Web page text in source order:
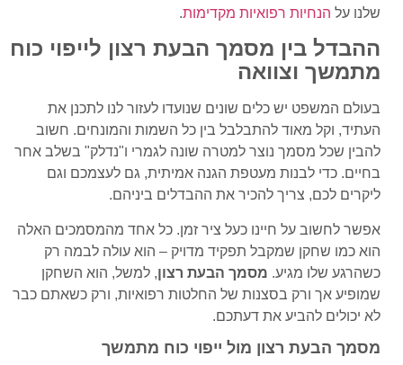
שלנו על הנחיות רפואיות מקדימות.
ההבדל בין מסמך הבעת רצון לייפוי כוח
מתמשך וצוואה
בעולם המשפט יש כלים שונים שנועדו לעזור לנו לתכנן את
העתיד, וקל מאוד להתבלבל בין כל השמות והמונחים. חשוב
להבין שכל מסמך נוצר למטרה שונה לגמרי ו"נדלק" בשלב אחר
בחיים. כדי לבנות מעטפת הגנה אמיתית, גם לעצמכם וגם
ליקרים לכם, צריך להכיר את ההבדלים ביניהם.
אפשר לחשוב על חיינו כעל ציר זמן. כל אחד מהמסמכים האלה
הוא כמו שחקן שמקבל תפקיד מדויק – הוא עולה לבמה רק
כשהרגע שלו מגיע. מסמך הבעת רצון, למשל, הוא השחקן
שמופיע אך ורק בסצנות של החלטות רפואיות, ורק כשאתם כבר
לא יכולים להביע את דעתכם.
מסמך הבעת רצון מול ייפוי כוח מתמשך